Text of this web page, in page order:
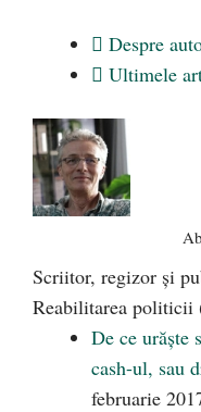
Despre
Ultimele
Scriitor, regizor şi
Reabilitarea politicii
De ce urăşte
cash-ul, sau
februarie